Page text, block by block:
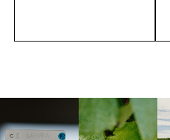
Langa, 1977 Borgogna,
Francia